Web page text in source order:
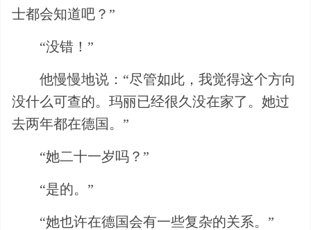
士都会知道吧？”
“没错！”
他慢慢地说：“尽管如此，我觉得这个方向
没什么可查的。玛丽已经很久没在家了。她过
去两年都在德国。”
“她二十一岁吗？”
“是的。”
“她也许在德国会有一些复杂的关系。”